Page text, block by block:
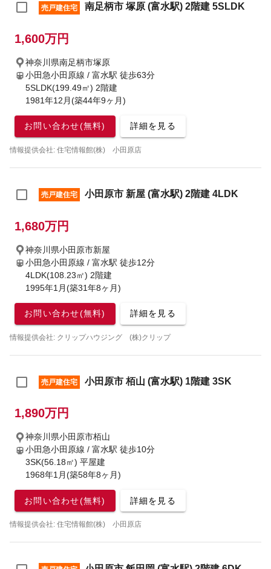
売戸建住宅 南足柄市 塚原 (富水駅) 2階建 5SLDK
1,600万円
神奈川県南足柄市塚原
小田急小田原線 / 富水駅 徒歩63分
5SLDK(199.49㎡) 2階建
1981年12月(築44年9ヶ月)
お問い合わせ(無料) 詳細を見る
情報提供会社: 住宅情報館(株) 小田原店
売戸建住宅 小田原市 新屋 (富水駅) 2階建 4LDK
1,680万円
神奈川県小田原市新屋
小田急小田原線 / 富水駅 徒歩12分
4LDK(108.23㎡) 2階建
1995年1月(築31年8ヶ月)
お問い合わせ(無料) 詳細を見る
情報提供会社: クリップハウジング (株)クリップ
売戸建住宅 小田原市 栢山 (富水駅) 1階建 3SK
1,890万円
神奈川県小田原市栢山
小田急小田原線 / 富水駅 徒歩10分
3SK(56.18㎡) 平屋建
1968年1月(築58年8ヶ月)
お問い合わせ(無料) 詳細を見る
情報提供会社: 住宅情報館(株) 小田原店